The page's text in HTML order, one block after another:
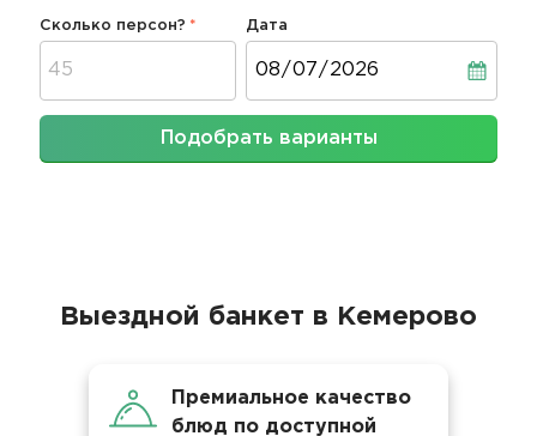
Сколько персон? Дата
Подобрать варианты
Выездной банкет в Кемерово
Премиальное качество
блюд по доступной